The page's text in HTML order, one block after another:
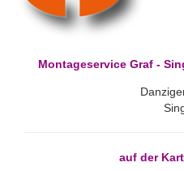
Montageservice Graf -
auf der